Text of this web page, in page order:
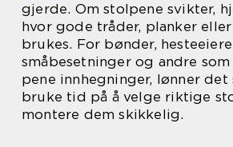
gjerde. Om stolpene svikter,
hvor gode tråder, planker
brukes. For bønder,
småbesetninger og andre
pene innhegninger, lønner
bruke tid på å velge riktige
montere dem skikkelig.